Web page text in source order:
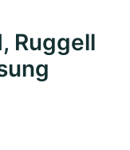
Ruggell